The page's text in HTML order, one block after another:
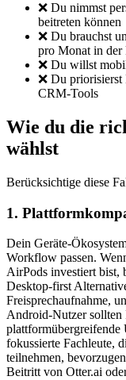
❌ Du nimmst
beitreten können
❌ Du brauchst
pro Monat in der
❌ Du willst
❌ Du priorisierst
CRM-Tools
Wie du die
wählst
Berücksichtige diese
1.
Dein Geräte-
Workflow passen.
AirPods investiert bist,
Desktop-first
Freisprechaufnahme,
Android-Nutzer sollten
plattformübergreifende
fokussierte Fachleute,
teilnehmen,
Beitritt von Otter.ai